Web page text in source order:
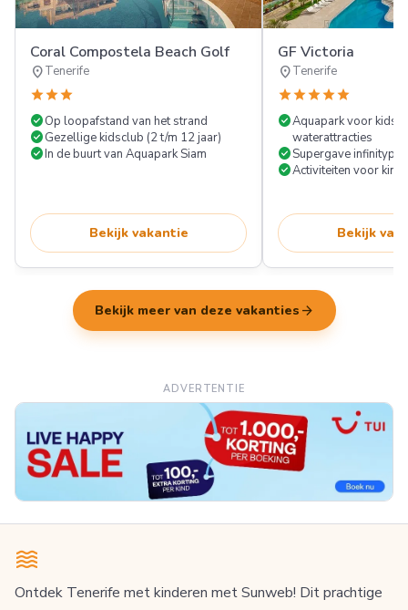
Coral Compostela Beach Golf
location_onTenerife
starstarstar
check_circleOp loopafstand van het strand
check_circleGezellige kidsclub (2 t/m 12 jaar)
check_circleIn de buurt van Aquapark Siam
Bekijk vakantie
GF Victoria
location_onTenerife
starstarstarstarstar
check_circleAquapark voor kids
waterattracties
check_circleSupergave
check_circleActiviteiten voor
Bekijk
Bekijk meer van deze vakanties arrow_forward
ADVERTENTIE
Ontdek Tenerife met kinderen met Sunweb! Dit prachtige